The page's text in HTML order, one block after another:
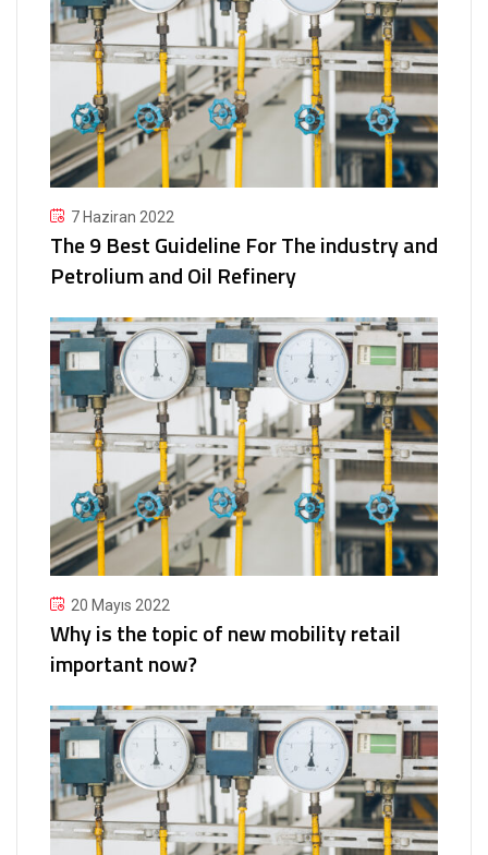
7 Haziran 2022
The 9 Best Guideline For The industry and
Petrolium and Oil Refinery
20 Mayıs 2022
Why is the topic of new mobility retail
important now?